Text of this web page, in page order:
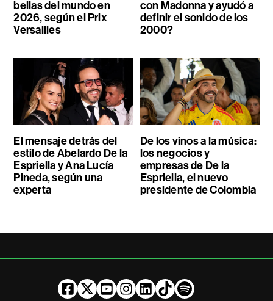
bellas del mundo en
2026, según el Prix
Versailles
con Madonna y ayudó a
definir el sonido de los
2000?
El mensaje detrás del
estilo de Abelardo De la
Espriella y Ana Lucía
Pineda, según una
experta
De los vinos a la música:
los negocios y
empresas de De la
Espriella, el nuevo
presidente de Colombia